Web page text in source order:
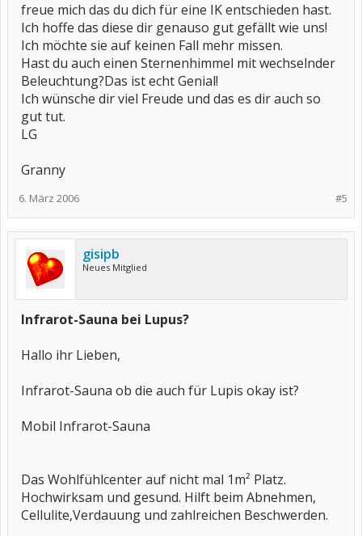
freue mich das du dich für eine IK entschieden hast.
Ich hoffe das diese dir genauso gut gefällt wie uns!
Ich möchte sie auf keinen Fall mehr missen.
Hast du auch einen Sternenhimmel mit wechselnder
Beleuchtung?Das ist echt Genial!
Ich wünsche dir viel Freude und das es dir auch so
gut tut.
LG
Granny
#5
6. März 2006
gisipb
Neues Mitglied
Infrarot-Sauna bei Lupus?
Hallo ihr Lieben,
Infrarot-Sauna ob die auch für Lupis okay ist?
Mobil Infrarot-Sauna
Das Wohlfühlcenter auf nicht mal 1m² Platz.
Hochwirksam und gesund. Hilft beim Abnehmen,
Cellulite,Verdauung und zahlreichen Beschwerden.